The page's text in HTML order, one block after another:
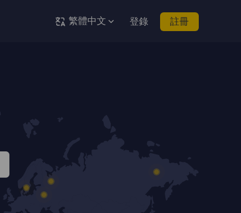
繁體中文 登錄 註冊